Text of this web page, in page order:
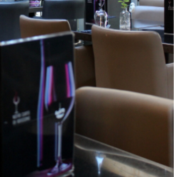
Restaurant Val de Marne à
offrent un aperçu concret
Le style d’un Restaurant Val de
précise de la restauration.
habitude pour profiter d’un
les meilleures conditions. La
l’image positive d’un
une occasion spéciale, un
peut faire la différence. Un
marquer les esprits par le soin
qualité d’entretien d’un Restaurant
le ressenti. Un bon
juge sur la qualité globale de sa